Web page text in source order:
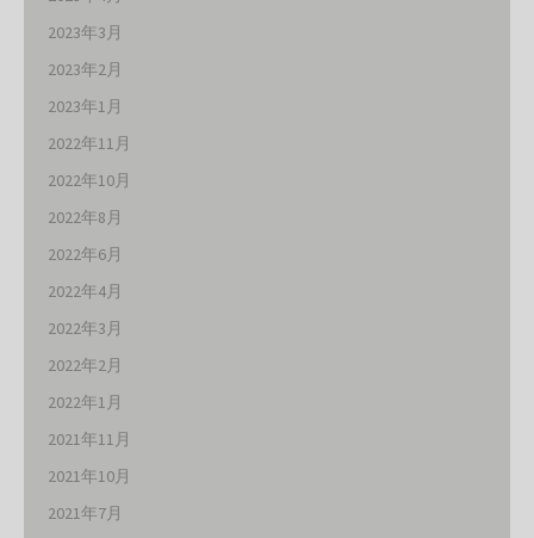
2023年3月
2023年2月
2023年1月
2022年11月
2022年10月
2022年8月
2022年6月
2022年4月
2022年3月
2022年2月
2022年1月
2021年11月
2021年10月
2021年7月